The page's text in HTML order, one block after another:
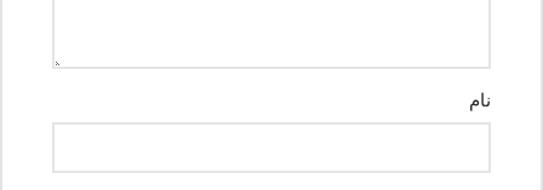
نام